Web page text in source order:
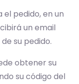
el pedido, en un
un email
su pedido.
obtener su
su código del